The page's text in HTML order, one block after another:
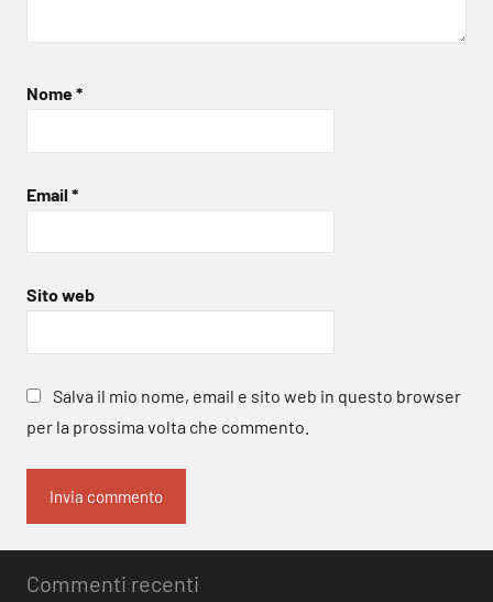
Nome*
Email *
Sito web
Salva il mio nome, email e sito web in questo browser
per la prossima volta che commento.
Commenti recenti